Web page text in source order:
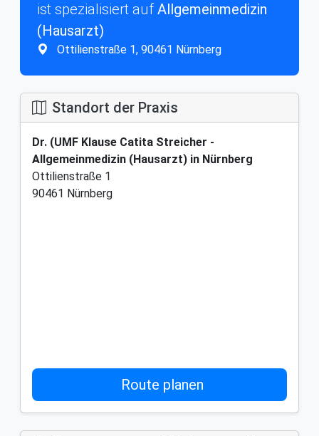
ist spezialisiert aufAllgemeinmedizin
(Hausarzt)
Ottilienstraße 1, 90461 Nürnberg
Standort der Praxis
Dr. (UMF Klause Catita Streicher -
Allgemeinmedizin (Hausarzt) in Nürnberg
Ottilienstraße 1
90461 Nürnberg
Route planen